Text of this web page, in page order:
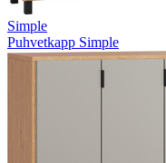
Simple
Puhvetkapp Simple